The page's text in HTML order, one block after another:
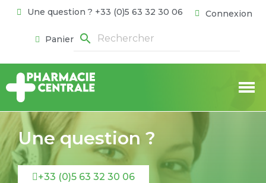
Une question ? +33 (0)5 63 32 30 06 Connexion
Panier search
Une question ?
+33 (0)5 63 32 30 06